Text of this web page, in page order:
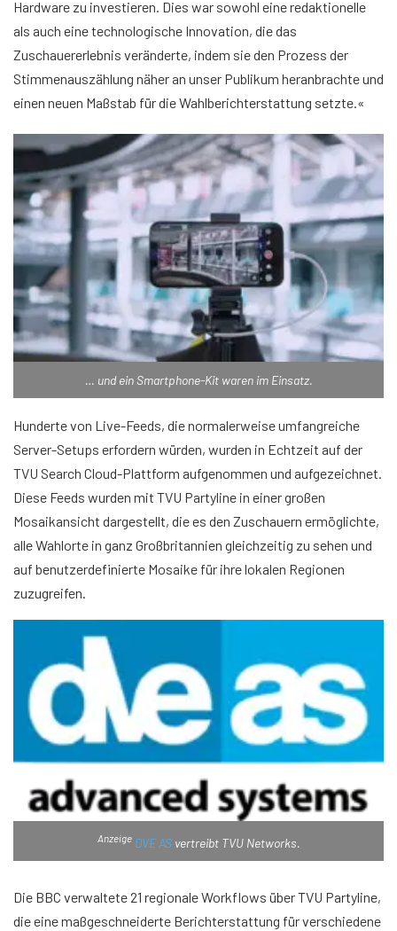
Hardware zu investieren. Dies war sowohl eine redaktionelle
als auch eine technologische Innovation, die das
Zuschauererlebnis veränderte, indem sie den Prozess der
Stimmenauszählung näher an unser Publikum heranbrachte und
einen neuen Maßstab für die Wahlberichterstattung setzte.«
… und ein Smartphone-Kit waren im Einsatz.
Hunderte von Live-Feeds, die normalerweise umfangreiche
Server-Setups erfordern würden, wurden in Echtzeit auf der
TVU Search Cloud-Plattform aufgenommen und aufgezeichnet.
Diese Feeds wurden mit TVU Partyline in einer großen
Mosaikansicht dargestellt, die es den Zuschauern ermöglichte,
alle Wahlorte in ganz Großbritannien gleichzeitig zu sehen und
auf benutzerdefinierte Mosaike für ihre lokalen Regionen
zuzugreifen.
Anzeige DVE ASvertreibt TVU Networks.
Die BBC verwaltete 21 regionale Workflows über TVU Partyline,
die eine maßgeschneiderte Berichterstattung für verschiedene